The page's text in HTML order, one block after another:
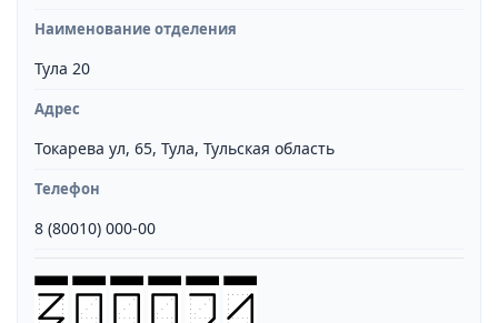
Наименование отделения
Тула 20
Адрес
Токарева ул, 65, Тула, Тульская область
Телефон
8 (80010) 000-00